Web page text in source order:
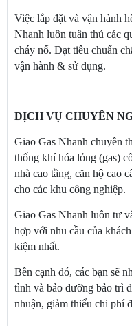
Việc lắp đặt và vận hành
Nhanh luôn tuân thủ các
cháy nổ. Đạt tiêu chuẩn
vận hành & sử dụng.
DỊCH VỤ CHUYÊN
Giao Gas Nhanh chuyên
thống khí hóa lỏng (gas)
nhà cao tầng, căn hộ cao
cho các khu công nghiệp.
Giao Gas Nhanh luôn tư
hợp với nhu cầu của
kiệm nhất.
Bên cạnh đó, các bạn sẽ
tình và bảo dưỡng bảo trì
nhuận, giảm thiểu chi phí